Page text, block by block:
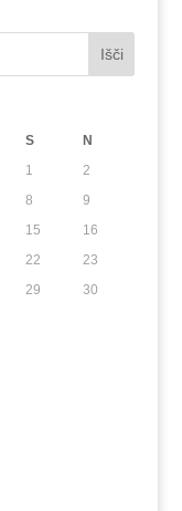
Išči
S
N
1
2
8
9
15
16
22
23
29
30